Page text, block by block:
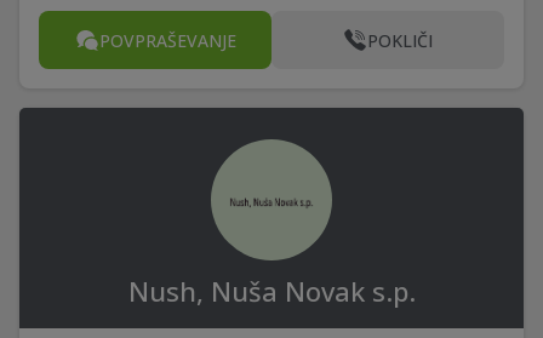
POVPRAŠEVANJE POKLIČI
Nush, Nuša Novak s.p.